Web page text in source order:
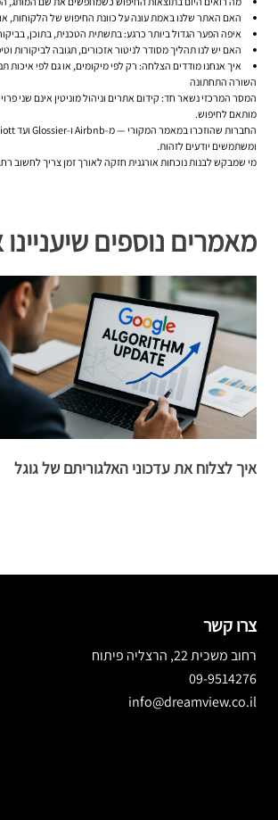
האם האתר שלנו באמת עונה על כוונת החיפוש של הלקוחות,
איפה הפער הגדול ביותר כרגע: בתשתית הטכנית, בתוכן,
האם יש לנו תהליך מסודר לניטור אזכורים, תגובה לביקורות
איך אנחנו מודדים הצלחה: רק לפי מיקומים, או גם לפי איכות
השורה התחתונה
המסר המרכזי נשאר חד: קידום אתרים וניהול מוניטין אינם שני
מותאם לחיפוש.
ומשתמשים יודעים לזהות.
מי שמבקש לבנות נוכחות אורגנית חזקה לאורך זמן צריך לחשוב
מאמרים נוספים
איך לצלוח את עדכוני האלגוריתם של גוגל
צרו קשר
רחוב משכית 22, הרצליה פיתוח
09-9514276
info@dreamview.co.il